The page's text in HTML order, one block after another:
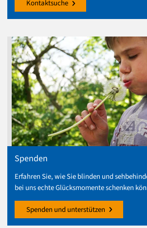
Kontaktsuche
Spenden
Erfahren Sie, wie Sie blinden und
bei uns echte Glücksmomente schenken
Spenden und unterstützen